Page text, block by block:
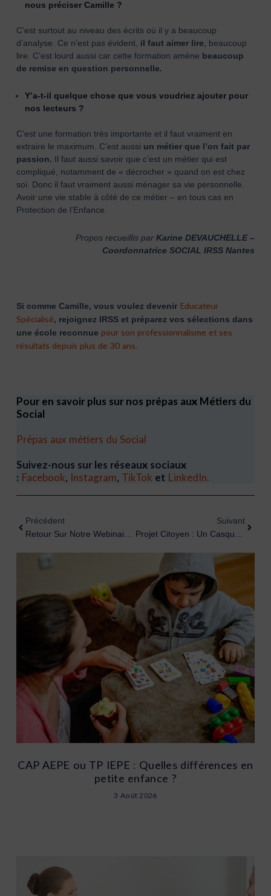
nous préciser Camille ?
C’est surtout au niveau des écrits où il y a beaucoup
d’analyse. Ce n’est pas évident, il faut aimer lire , beaucoup
lire. C’est lourd aussi car cette formation amène beaucoup
de remise en question personnelle.
Y’a-t-il quelque chose que vous voudriez ajouter pour
nos lecteurs ?
C’est une formation très importante et il faut vraiment en
extraire le maximum. C’est aussi un métier que l’on fait par
passion. Il faut aussi savoir que c’est un métier qui est
compliqué, notamment de « décrocher » quand on est chez
soi. Donc il faut vraiment aussi ménager sa vie personnelle.
Avoir une vie stable à côté de ce métier – en tous cas en
Protection de l’Enfance.
Propos recueillis par Karine DEVAUCHELLE –
Coordonnatrice SOCIAL IRSS Nantes
Si comme Camille, vous voulez devenir Educateur
Spécialisé, rejoignez IRSS et préparez vos sélections dans
une école reconnue pour son professionnalisme et ses
résultats depuis plus de 30 ans.
Pour en savoir plus sur nos prépas aux Métiers du
Social
Prépas aux métiers du Social
Suivez-nous sur les réseaux sociaux
: Facebook, Instagram, TikTok et LinkedIn.
Précédent
Retour Sur Notre Webinaire « Se Former Dans Le Secteur De La Petite Enfance : Choisir Son Métier Selon Son Profil » Du 17 Mars
Suivant
Projet Citoyen : Un Casque De Réalité Virtuelle Pour Les Enfants Hospitalisés
CAP AEPE ou TP IEPE : Quelles différences en
petite enfance ?
3 Août 2026